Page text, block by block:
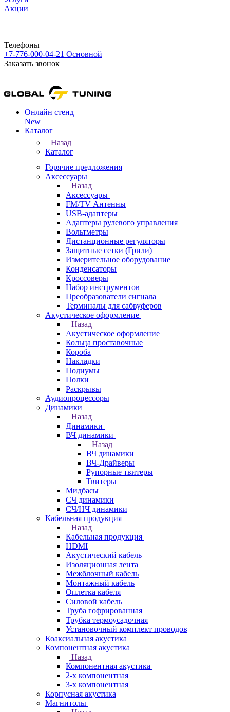
Акции
Телефоны
+7-776-000-04-21 Основной
Заказать звонок
Онлайн стенд
New
Каталог
Назад
Каталог
Горячие предложения
Аксессуары
Назад
Аксессуары
FM/TV Антенны
USB-адаптеры
Адаптеры рулевого управления
Вольтметры
Дистанционные регуляторы
Защитные сетки (Грили)
Измерительное оборудование
Конденсаторы
Кроссоверы
Набор инструментов
Преобразователи сигнала
Терминалы для сабвуферов
Акустическое оформление
Назад
Акустическое оформление
Кольца проставочные
Короба
Накладки
Подиумы
Полки
Раскрывы
Аудиопроцессоры
Динамики
Назад
Динамики
ВЧ динамики
Назад
ВЧ динамики
ВЧ-Драйверы
Рупорные твитеры
Твитеры
Мидбасы
СЧ динамики
СЧ/НЧ динамики
Кабельная продукция
Назад
Кабельная продукция
HDMI
Акустический кабель
Изоляционная лента
Межблочный кабель
Монтажный кабель
Оплетка кабеля
Силовой кабель
Труба гофрированная
Трубка термоусадочная
Установочный комплект проводов
Коаксиальная акустика
Компонентная акустика
Назад
Компонентная акустика
2-х компонентная
3-х компонентная
Корпусная акустика
Магнитолы